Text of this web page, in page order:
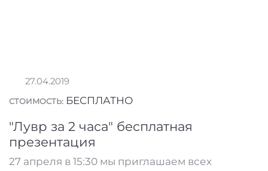
27.04.2019
СТОИМОСТЬ: БЕСПЛАТНО
"Лувр за 2 часа" бесплатная
презентация
27 апреля в 15:30 мы приглашаем всех